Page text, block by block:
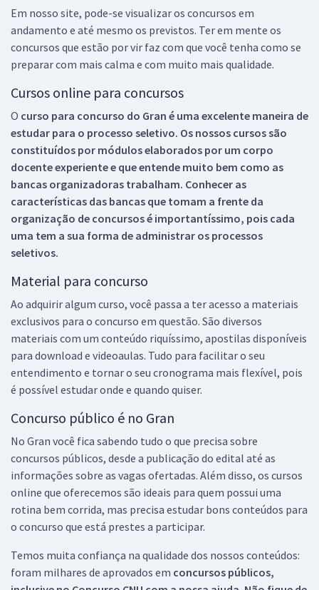
Em nosso site, pode-se visualizar os concursos em
andamento e até mesmo os previstos. Ter em mente os
concursos que estão por vir faz com que você tenha como se
preparar com mais calma e com muito mais qualidade.
Cursos online para concursos
O curso para concurso do Gran é uma excelente maneira de
estudar para o processo seletivo. Os nossos cursos são
constituídos por módulos elaborados por um corpo
docente experiente e que entende muito bem como as
bancas organizadoras trabalham. Conhecer as
características das bancas que tomam a frente da
organização de concursos é importantíssimo, pois cada
uma tem a sua forma de administrar os processos
seletivos.
Material para concurso
Ao adquirir algum curso, você passa a ter acesso a materiais
exclusivos para o concurso em questão. São diversos
materiais com um conteúdo riquíssimo, apostilas disponíveis
para download e videoaulas. Tudo para facilitar o seu
entendimento e tornar o seu cronograma mais flexível, pois
é possível estudar onde e quando quiser.
Concurso público é no Gran
No Gran você fica sabendo tudo o que precisa sobre
concursos públicos, desde a publicação do edital até as
informações sobre as vagas ofertadas. Além disso, os cursos
online que oferecemos são ideais para quem possui uma
rotina bem corrida, mas precisa estudar bons conteúdos para
o concurso que está prestes a participar.
Temos muita confiança na qualidade dos nossos conteúdos:
foram milhares de aprovados em concursos públicos,